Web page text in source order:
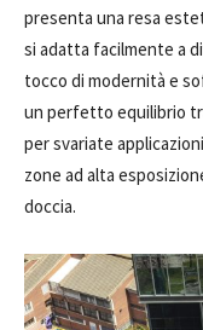
presenta una resa
si adatta facilmente a
tocco di modernità e
un perfetto equilibrio
per svariate
zone ad alta
doccia.